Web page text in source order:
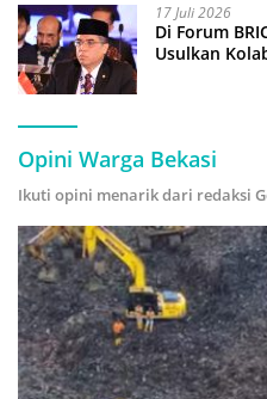
17 Juli 2026
Di Forum
Usulkan
Opini Warga Bekasi
Ikuti opini menarik dari redaksi